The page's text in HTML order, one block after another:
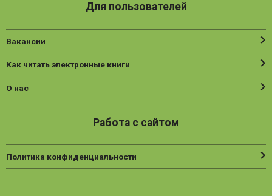
Для пользователей
Вакансии
Как читать электронные книги
О нас
Работа с сайтом
Политика конфиденциальности